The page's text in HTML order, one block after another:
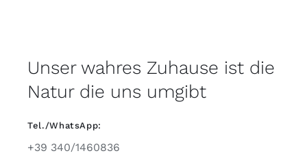
Unser wahres Zuhause ist die
Natur die uns umgibt
Tel./WhatsApp:
+39 340/1460836